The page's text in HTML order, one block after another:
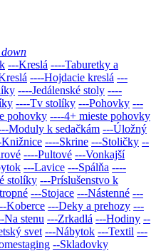
---Kreslá ----Taburetky a
----Hojdacie kreslá ---
----Jedálenské stoly ----
----Tv stolíky ---Pohovky ---
pohovky ----4+ mieste pohovky
Moduly k sedačkám ---Úložný
----Skrine ---Stoličky --
----Pultové ---Vonkajší
---Lavice ---Spálňa ----
stolíky ---Príslušenstvo k
---Stojace ---Nástenné ---
Koberce ---Deky a prehozy ---
Na stenu ---Zrkadlá ---Hodiny --
svet ---Nábytok ---Textil ---
--Skladovky